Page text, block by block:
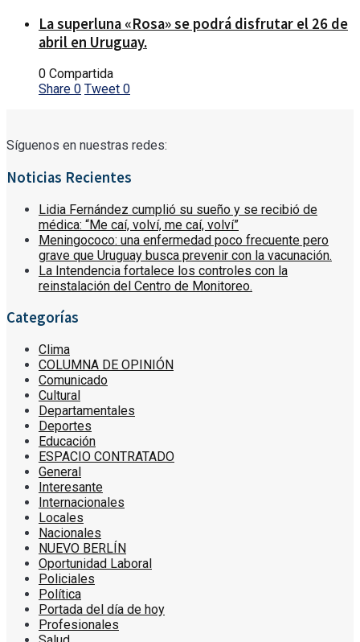
La superluna «Rosa» se podrá disfrutar el 26 de
abril en Uruguay.
0 Compartida
Share 0 Tweet 0
Síguenos en nuestras redes:
Noticias Recientes
Lidia Fernández cumplió su sueño y se recibió de
médica: “Me caí, volví, me caí, volví”
Meningococo: una enfermedad poco frecuente pero
grave que Uruguay busca prevenir con la vacunación.
La Intendencia fortalece los controles con la
reinstalación del Centro de Monitoreo.
Categorías
Clima
COLUMNA DE OPINIÓN
Comunicado
Cultural
Departamentales
Deportes
Educación
ESPACIO CONTRATADO
General
Interesante
Internacionales
Locales
Nacionales
NUEVO BERLÍN
Oportunidad Laboral
Policiales
Política
Portada del día de hoy
Profesionales